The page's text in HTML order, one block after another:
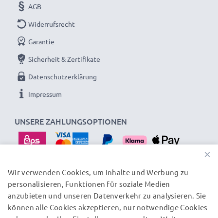
✔ 100% kompatibler Ersatz für Panasonic VW-BC10
VW-VBK180 VW-VBK360 VW-VBL090 Original-Akku
Lange Akku-Lebensdauer: Hochwertige,
geprüfte Zellen für Panasonic Digitalkameras
✔ Langanhaltend gleichbleibende Leistung -
hochwertige Zellen für bis zu 1000 Ladezyklen
Überhitzungs- und Überspannungsschutz
✔ Geeignet für Minusgrade und hohe Temperaturen -
verbauten Zellen wird vor dem Einbau getestet
Gerne genutzt als Austausch- oder Reserveakku für
UNSERE ZAHLUNGSOPTIONEN
AGB
Widerrufsrecht
Garantie
Sicherheit & Zertifikate
Datenschutzerklärung
Impressum
UNSERE VERSANDPARTNER
×
Wir verwenden Cookies, um Inhalte und Werbung zu
personalisieren, Funktionen für soziale Medien
anzubieten und unseren Datenverkehr zu analysieren. Sie
können alle Cookies akzeptieren, nur notwendige Cookies